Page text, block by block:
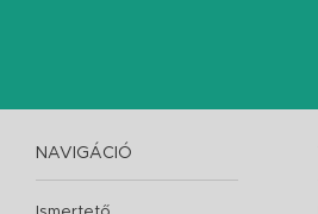
NAVIGÁCIÓ